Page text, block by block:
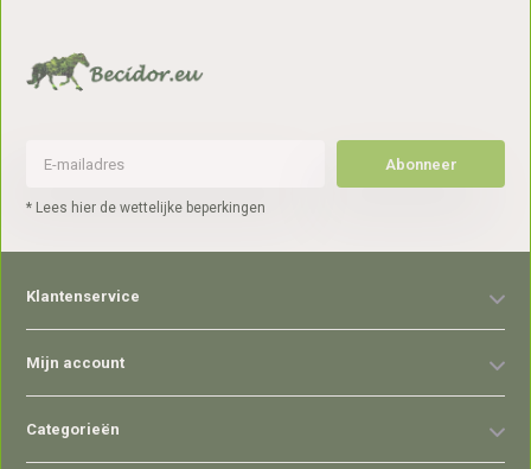
Abonneer
* Lees hier de wettelijke beperkingen
Klantenservice
Mijn account
Categorieën